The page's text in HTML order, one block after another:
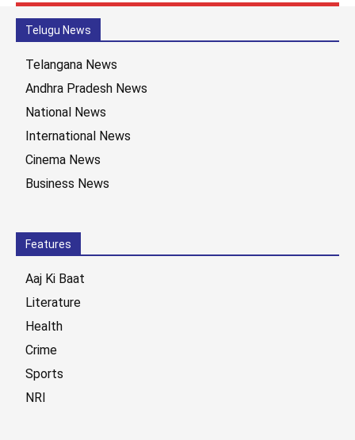
Telugu News
Telangana News
Andhra Pradesh News
National News
International News
Cinema News
Business News
Features
Aaj Ki Baat
Literature
Health
Crime
Sports
NRI